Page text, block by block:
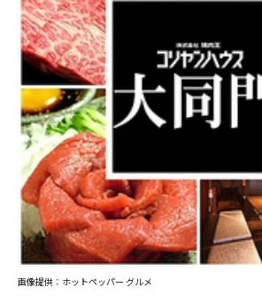
画像提供：ホットペッパー グルメ